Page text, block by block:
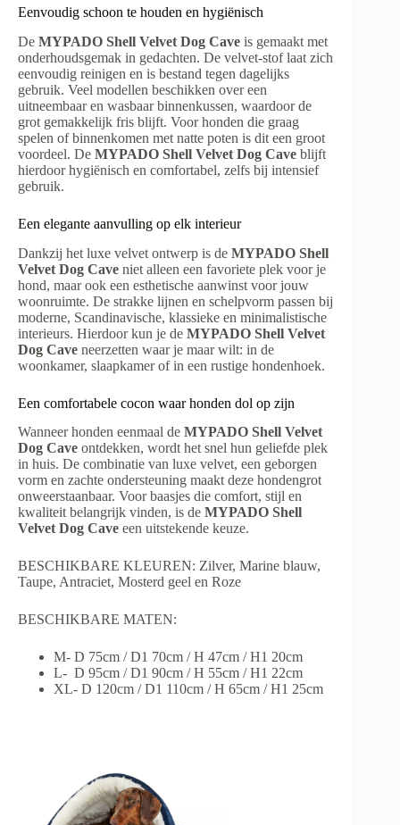
Eenvoudig schoon te houden en hygiënisch
De MYPADO Shell Velvet Dog Cave is gemaakt met
onderhoudsgemak in gedachten. De velvet-stof laat zich
eenvoudig reinigen en is bestand tegen dagelijks
gebruik. Veel modellen beschikken over een
uitneembaar en wasbaar binnenkussen, waardoor de
grot gemakkelijk fris blijft. Voor honden die graag
spelen of binnenkomen met natte poten is dit een groot
voordeel. De MYPADO Shell Velvet Dog Cave blijft
hierdoor hygiënisch en comfortabel, zelfs bij intensief
gebruik.
Een elegante aanvulling op elk interieur
Dankzij het luxe velvet ontwerp is de MYPADO Shell
Velvet Dog Cave niet alleen een favoriete plek voor je
hond, maar ook een esthetische aanwinst voor jouw
woonruimte. De strakke lijnen en schelpvorm passen bij
moderne, Scandinavische, klassieke en minimalistische
interieurs. Hierdoor kun je de MYPADO Shell Velvet
Dog Cave neerzetten waar je maar wilt: in de
woonkamer, slaapkamer of in een rustige hondenhoek.
Een comfortabele cocon waar honden dol op zijn
Wanneer honden eenmaal de MYPADO Shell Velvet
Dog Cave ontdekken, wordt het snel hun geliefde plek
in huis. De combinatie van luxe velvet, een geborgen
vorm en zachte ondersteuning maakt deze hondengrot
onweerstaanbaar. Voor baasjes die comfort, stijl en
kwaliteit belangrijk vinden, is de MYPADO Shell
Velvet Dog Cave een uitstekende keuze.
BESCHIKBARE KLEUREN: Zilver, Marine blauw,
Taupe, Antraciet, Mosterd geel en Roze
BESCHIKBARE MATEN:
M- D 75cm / D1 70cm / H 47cm / H1 20cm
L- D 95cm / D1 90cm / H 55cm / H1 22cm
XL- D 120cm / D1 110cm / H 65cm / H1 25cm